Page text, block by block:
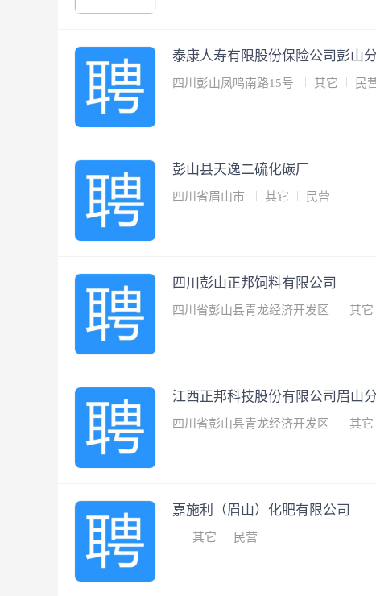
泰康人寿有限股份保险公司彭山
四川彭山凤鸣南路15号 其它 民
彭山县天逸二硫化碳厂
四川省眉山市 其它 民营
四川彭山正邦饲料有限公司
四川省彭山县青龙经济开发区 其它
江西正邦科技股份有限公司眉山
四川省彭山县青龙经济开发区 其它
嘉施利（眉山）化肥有限公司
其它 民营